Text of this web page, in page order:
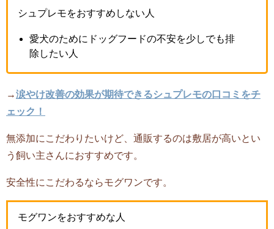
シュプレモをおすすめしない人
愛犬のためにドッグフードの不安を少しでも排
除したい人
→涙やけ改善の効果が期待できるシュプレモの口コミをチ
ェック！
無添加にこだわりたいけど、通販するのは敷居が高いとい
う飼い主さんにおすすめです。
安全性にこだわるならモグワンです。
モグワンをおすすめな人